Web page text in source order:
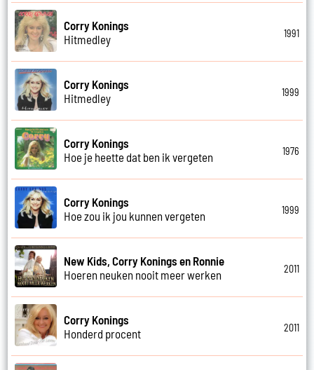
Corry Konings
Hitmedley
1991
Corry Konings
Hitmedley
1999
Corry Konings
Hoe je heette dat ben ik vergeten
1976
Corry Konings
Hoe zou ik jou kunnen vergeten
1999
New Kids, Corry Konings en Ronnie
Hoeren neuken nooit meer werken
2011
Corry Konings
Honderd procent
2011